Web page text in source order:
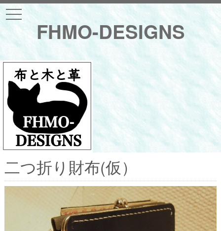
FHMO-DESIGNS
t
o
a
v
i
g
o
n
二つ折り財布(仮）